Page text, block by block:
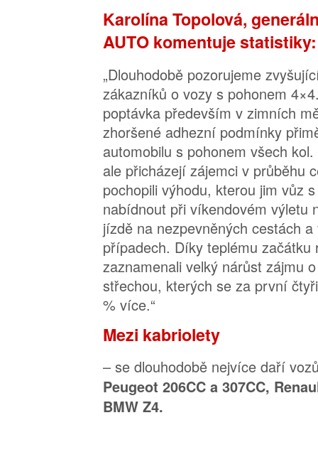
Karolína Topolová,
AUTO komentuje statistiky:
„Dlouhodobě pozorujeme
zákazníků o vozy s pohonem
poptávka především v zimních
zhoršené adhezní podmínky
automobilu s pohonem všech
ale přicházejí zájemci v průběhu
pochopili výhodu, kterou jim vůz
nabídnout při víkendovém výletu
jízdě na nezpevněných cestách
případech. Díky teplému začátku
zaznamenali velký nárůst zájmu
střechou, kterých se za první
% více.“
Mezi kabriolety
– se dlouhodobě nejvíce daří
Peugeot 206CC a 307CC,
BMW Z4.